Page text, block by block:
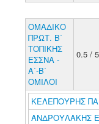
ΟΜΑΔΙΚΟ
ΠΡΩΤ. Β΄
ΤΟΠΙΚΗΣ
ΕΣΣΝΑ -
Α΄-Β΄
ΟΜΙΛΟΙ
0.5 / 5
ΚΕΛΕΠΟΥΡΗΣ
ΑΝΔΡΟΥΛΑΚΗΣ